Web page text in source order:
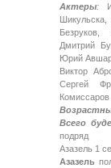
Актеры:
Дмитрий
Юрий
Виктор
Сергей
Комиссаров
Всего
подряд
Азазель 1
Азазель